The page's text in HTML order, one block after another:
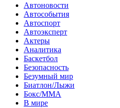
Автоновости
Автособытия
Автоспорт
Автоэксперт
Актеры
Аналитика
Баскетбол
Безопасность
Безумный мир
Биатлон/Лыжи
Бокс/MMA
В мире